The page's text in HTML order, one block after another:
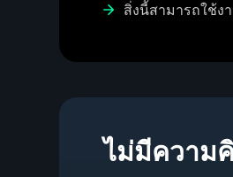
สิ่งนี้สามารถใช้ง
ไม่มีความ